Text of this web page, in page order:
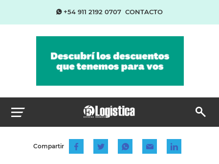
+54 911 2192 0707 CONTACTO
Compartir